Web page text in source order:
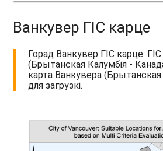
Ванкувер ГІС карце
Горад Ванкувер ГІС карце.
(Брытанская Калумбія -
карта Ванкувера
для загрузкі.